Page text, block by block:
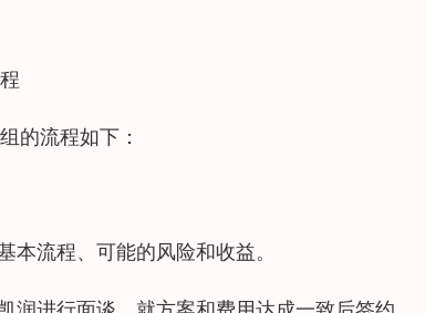
的流程如下：
流程、可能的风险和收益。